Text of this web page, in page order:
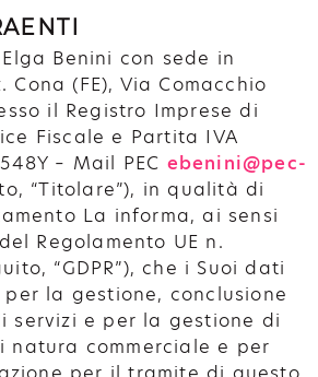
Benini con sede in
Cona (FE), Via Comacchio
il Registro Imprese di
Fiscale e Partita IVA
– Mail PEC ebenini@pec-
“Titolare”), in qualità di
La informa, ai sensi
Regolamento UE n.
“GDPR”), che i Suoi dati
la gestione, conclusione
servizi e per la gestione di
natura commerciale e per